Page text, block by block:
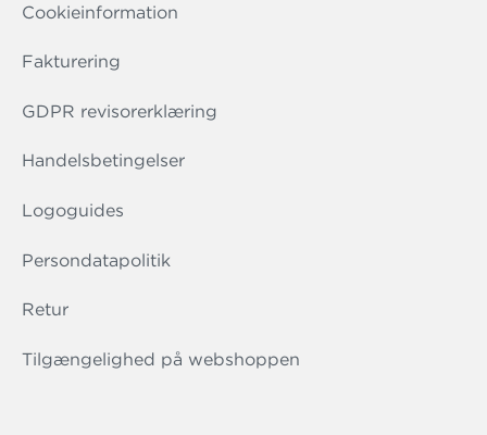
Cookieinformation
Fakturering
GDPR revisorerklæring
Handelsbetingelser
Logoguides
Persondatapolitik
Retur
Tilgængelighed på webshoppen